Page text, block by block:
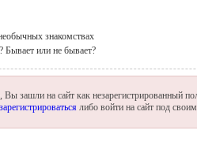
знакомствах
Бывает или не бывает?
зашли на сайт как незарегистрированный
зарегистрироваться либо войти на сайт под